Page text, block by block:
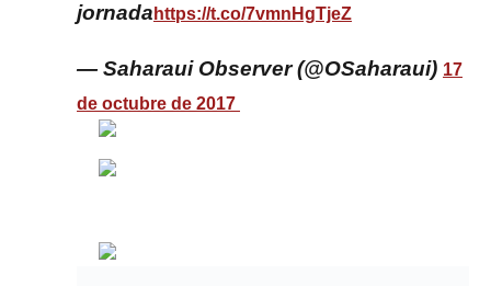
jornada https://t.co/7vmnHgTjeZ
— Saharaui Observer (@OSaharaui) 17
de octubre de 2017